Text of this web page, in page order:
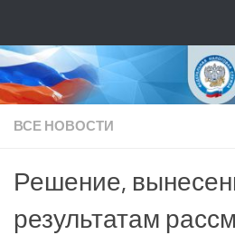
ВСЕ НОВОСТИ
Решение,
результатам